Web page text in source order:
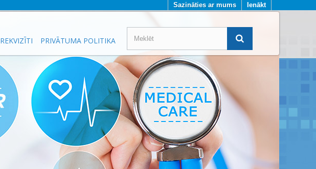
Ienākt
Sazināties ar mums
REKVIZĪTI PRIVĀTUMA POLITIKA